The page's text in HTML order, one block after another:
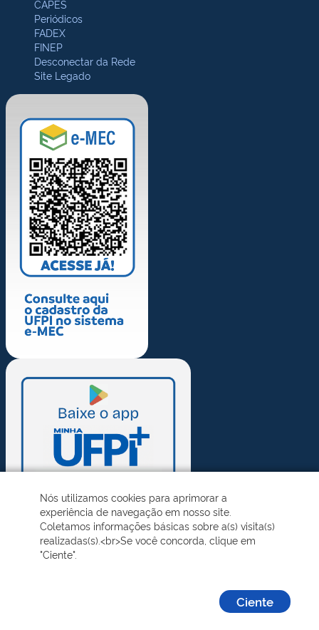
CAPES
Periódicos
FADEX
FINEP
Desconectar da Rede
Site Legado
Nós utilizamos cookies para aprimorar a
experiência de navegação em nosso site.
Coletamos informações básicas sobre a(s) visita(s)
realizadas(s).<br>Se você concorda, clique em
"Ciente".
Ciente